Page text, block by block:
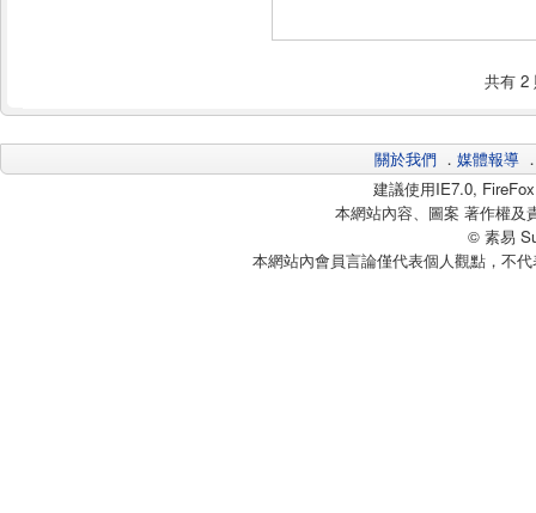
共有 2
關於我們 ． 媒體報導
建議使用IE7.0,
本網站內容、圖案 著作權及
© 素易
本網站內會員言論僅代表個人觀點，不